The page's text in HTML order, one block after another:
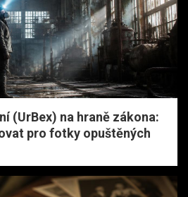
(UrBex) na hraně zákona:
pro fotky opuštěných